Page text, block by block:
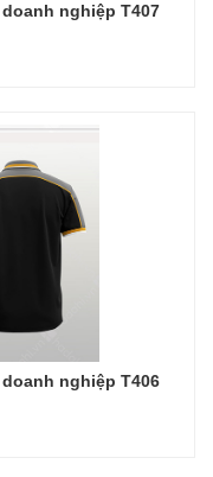
nghiệp T407
nghiệp T406